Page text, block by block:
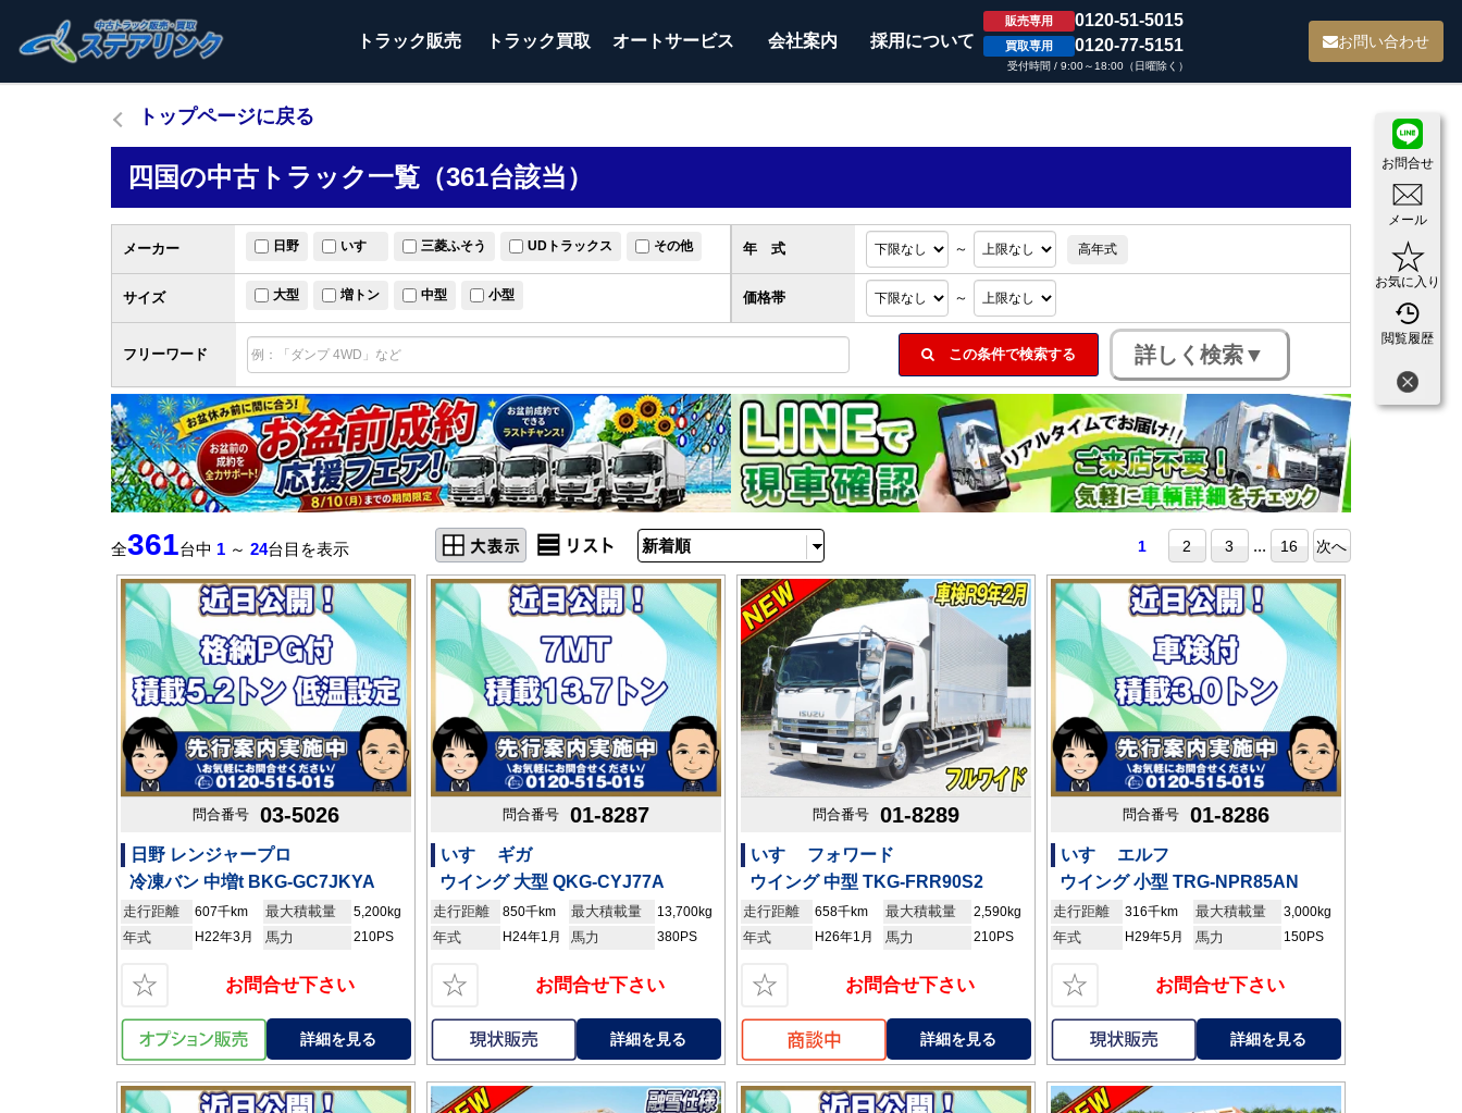
トラック販売 トラック買取 オートサービス 会社案内 採用について
販売専用 0120-51-5015
買取専用 0120-77-5151
受付時間 / 9:00～18:00（日曜除く）
お問い合わせ
お問合せ
メール
お気に入り
閲覧履歴
トップページに戻る
四国の中古トラック一覧（361台該当）
サイズ 大型 増トン 中型 小型 価格帯 ～
フリーワード この条件で検索する
メーカー 日野 いすゞ 三菱ふそう UDトラックス その他 年 式 ～ 高年式
全361台中 1 ～ 24台目を表示 1 2 3 ... 16 次へ
問合番号 03-5026
日野 レンジャープロ
冷凍バン 中増t BKG-GC7JKYA
走行距離 607千km 最大積載量 5,200kg
年式 H22年3月 馬力 210PS
☆ お問合せ下さい
詳細を見る
問合番号 01-8287
いすゞ ギガ
ウイング 大型 QKG-CYJ77A
走行距離 850千km 最大積載量 13,700kg
年式 H24年1月 馬力 380PS
☆ お問合せ下さい
詳細を見る
問合番号 01-8289
いすゞ フォワード
ウイング 中型 TKG-FRR90S2
走行距離 658千km 最大積載量 2,590kg
年式 H26年1月 馬力 210PS
☆ お問合せ下さい
詳細を見る
問合番号 01-8286
いすゞ エルフ
ウイング 小型 TRG-NPR85AN
走行距離 316千km 最大積載量 3,000kg
年式 H29年5月 馬力 150PS
☆ お問合せ下さい
詳細を見る